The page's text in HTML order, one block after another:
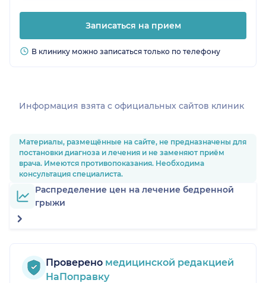
Записаться на прием
В клинику можно записаться только по телефону
Информация взята c официальных сайтов клиник
Материалы, размещённые на сайте, не предназначены для
постановки диагноза и лечения и не заменяют приём
врача. Имеются противопоказания. Необходима
консультация специалиста.
Распределение цен на лечение бедренной
грыжи
Проверено медицинской редакцией
НаПоправку